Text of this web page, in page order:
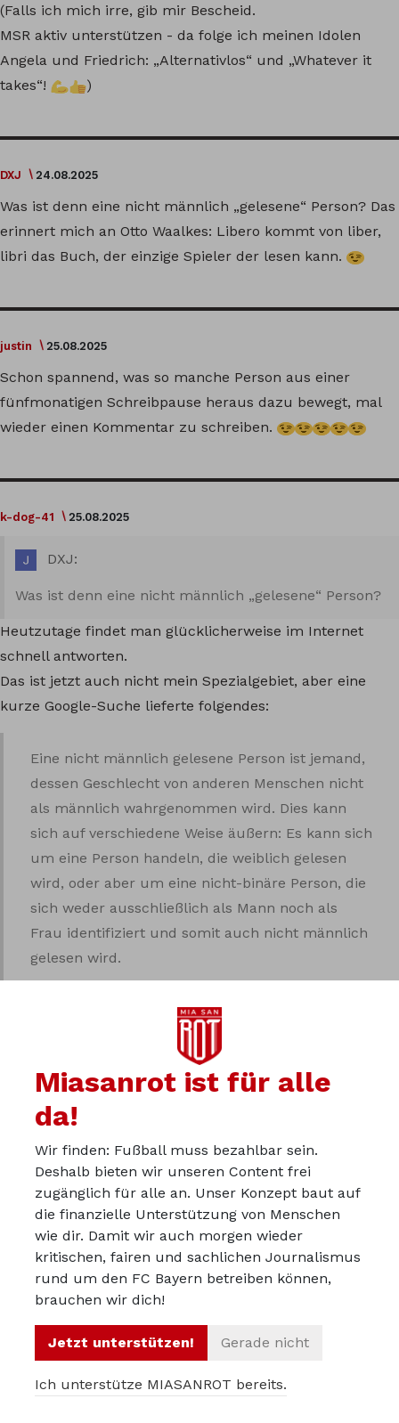
(Falls ich mich irre, gib mir Bescheid.
MSR aktiv unterstützen - da folge ich meinen Idolen
Angela und Friedrich: „Alternativlos“ und „Whatever it
takes“!
)
DXJ 24.08.2025
Was ist denn eine nicht männlich „gelesene“ Person? Das
erinnert mich an Otto Waalkes: Libero kommt von liber,
libri das Buch, der einzige Spieler der lesen kann.
justin 25.08.2025
Schon spannend, was so manche Person aus einer
fünfmonatigen Schreibpause heraus dazu bewegt, mal
wieder einen Kommentar zu schreiben.
k-dog-41 25.08.2025
DXJ:
Was ist denn eine nicht männlich „gelesene“ Person?
Heutzutage findet man glücklicherweise im Internet
schnell antworten.
Das ist jetzt auch nicht mein Spezialgebiet, aber eine
kurze Google-Suche lieferte folgendes:
Eine nicht männlich gelesene Person ist jemand,
dessen Geschlecht von anderen Menschen nicht
als männlich wahrgenommen wird. Dies kann
sich auf verschiedene Weise äußern: Es kann sich
um eine Person handeln, die weiblich gelesen
wird, oder aber um eine nicht-binäre Person, die
sich weder ausschließlich als Mann noch als
Frau identifiziert und somit auch nicht männlich
gelesen wird.
27.08.2025
Musste das auch erst googeln da nur grobe Vorstellung
das dann stattdessen hier zu fragen, als ersten
Kommentar seit Monaten:
Da bin ich total bei @justin- kannste Dir nicht
ausdenken!
Si tacuisses, philosophus mansisses…
PS: Vielleicht kann ich mir letzteres sogar doch
irgendwann mal merken - klingt so geil und passt so oft
Miasanrot ist für alle
da!
Wir finden: Fußball muss bezahlbar sein.
Deshalb bieten wir unseren Content frei
zugänglich für alle an. Unser Konzept baut auf
die finanzielle Unterstützung von Menschen
wie dir. Damit wir auch morgen wieder
kritischen, fairen und sachlichen Journalismus
rund um den FC Bayern betreiben können,
brauchen wir dich!
Jetzt unterstützen! Gerade nicht
Ich unterstütze MIASANROT bereits.